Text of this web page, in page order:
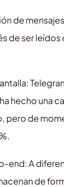
de
de ser leídos
hecho una
pero de
end: A
de